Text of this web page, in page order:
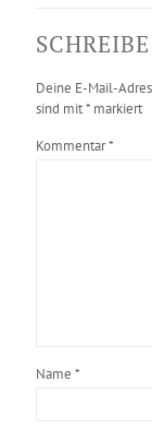
Deine E-Mail-
sind mit* markiert
Kommentar*
Name *